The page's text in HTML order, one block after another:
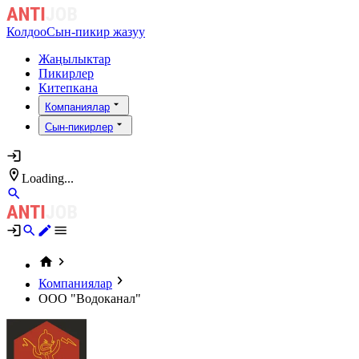
КолдооСын-пикир жазуу
Жаңылыктар
Пикирлер
Китепкана
Компаниялар
Сын-пикирлер
Loading...
Компаниялар
ООО "Водоканал"